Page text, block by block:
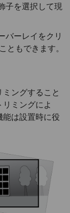
子を選択して現
バーレイをクリ
ともできます。
ングすること
ミングによ
は設置時に役